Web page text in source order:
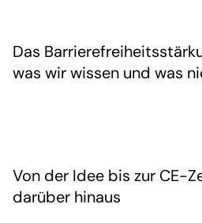
Das
was wir wissen und was
Von der Idee bis zur CE-
darüber hinaus